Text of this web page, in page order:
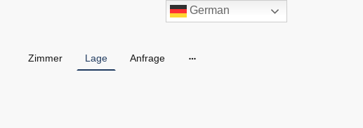
Zimmer Lage Anfrage
German